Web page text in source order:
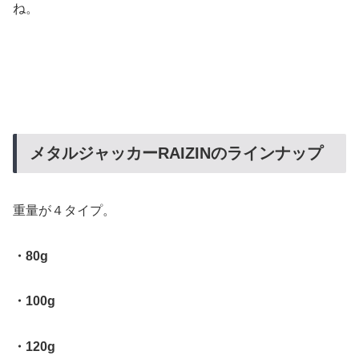
ね。
メタルジャッカーRAIZINのラインナップ
重量が４タイプ。
・80g
・100g
・120g